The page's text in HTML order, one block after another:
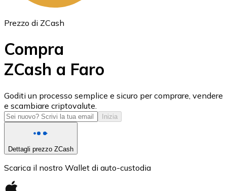
USD Coin
USDC
Prezzo di ZCash
Compra
ZCash a Faro
Goditi un processo semplice e sicuro per comprare, vendere
e scambiare criptovalute.
Inizia
Dettagli prezzo ZCash
Scarica il nostro Wallet di auto-custodia